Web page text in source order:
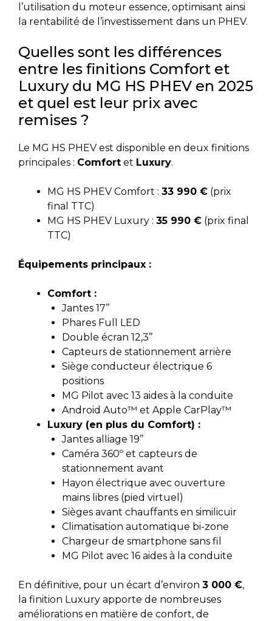
l’utilisation du moteur essence, optimisant ainsi
la rentabilité de l’investissement dans un PHEV.
Quelles sont les différences
entre les finitions Comfort et
Luxury du MG HS PHEV en 2025
et quel est leur prix avec
remises ?
Le MG HS PHEV est disponible en deux finitions
principales : Comfort et Luxury.
MG HS PHEV Comfort : 33 990 € (prix
final TTC)
MG HS PHEV Luxury : 35 990 € (prix final
TTC)
Équipements principaux :
Comfort :
Jantes 17’’
Phares Full LED
Double écran 12,3’’
Capteurs de stationnement arrière
Siège conducteur électrique 6
positions
MG Pilot avec 13 aides à la conduite
Android Auto™ et Apple CarPlay™
Luxury (en plus du Comfort) :
Jantes alliage 19’’
Caméra 360º et capteurs de
stationnement avant
Hayon électrique avec ouverture
mains libres (pied virtuel)
Sièges avant chauffants en similicuir
Climatisation automatique bi-zone
Chargeur de smartphone sans fil
MG Pilot avec 16 aides à la conduite
En définitive, pour un écart d’environ 3 000 €,
la finition Luxury apporte de nombreuses
améliorations en matière de confort, de